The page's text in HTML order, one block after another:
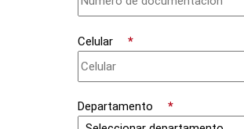
Celular *
Departamento *